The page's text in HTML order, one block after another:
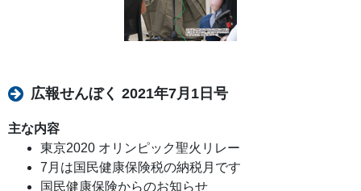
広報せんぼく 2021年7月1日号
主な内容
東京2020 オリンピック聖火リレー
7月は国民健康保険税の納税月です
国民健康保険からのお知らせ